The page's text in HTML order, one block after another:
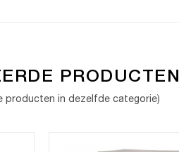
PRODUCTEN
producten in dezelfde categorie)